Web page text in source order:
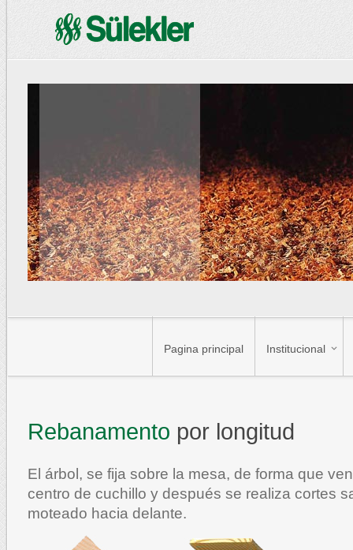
Pagina principal Institucional
Rebanamento por longitud
El árbol, se fija sobre la mesa, de forma que
centro de cuchillo y después se realiza cortes
moteado hacia delante.